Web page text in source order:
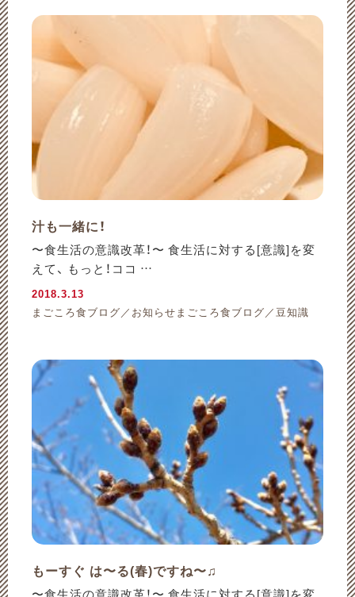
汁も一緒に！
〜食生活の意識改革！〜 食生活に対する[意識]を変
えて、 もっと！ココ …
2018.3.13
まごころ食ブログ／お知らせまごころ食ブログ／豆知識
もーすぐ は〜る(春)ですね〜♫
〜食生活の意識改革！〜 食生活に対する[意識]を変